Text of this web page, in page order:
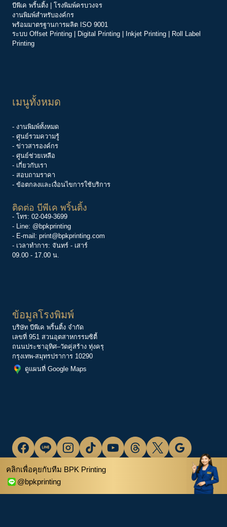
บีพีเค พริ้นติ้ง | โรงพิมพ์ครบวงจร
งานพิมพ์สำหรับองค์กร
พร้อมมาตรฐานการผลิต ISO 9001
ระบบ Offset Printing Digital Printing Inkjet Printing
Roll Label
Printing
เมนูทั้งหมด
- งานพิมพ์ทั้งหมด
- ศูนย์รวมความรู้
- ข่าวสารองค์กร
- ศูนย์ช่วยเหลือ
- เกี่ยวกับเรา
- สอบถามราคา
- ข้อตกลงและเงื่อนไขการใช้บริการ
ติดต่อ บีพีเค พริ้นติ้ง
- โทร: 02-049-3699
- Line: @bpkprinting
- E-mail: print@bpkprinting.com
- เวลาทำการ: จันทร์ - เสาร์
09.00 - 17.00 น.
ข้อมูลโรงพิมพ์
บริษัท บีพีเค พริ้นติ้ง จำกัด
เลขที่ 951 สวนอุตสาหกรรมซิตี้
ถนนประชาอุทิศ–วัดคู่สร้าง ทุ่งครุ
กรุงเทพ-สมุทรปราการ 10290
ดูแผนที่ Google Maps
© 2010 – 2026 BPK Printing Co., Ltd. All Rights Reserved.
คลิกเพื่อคุยกับทีม BPK Printing
@bpkprinting